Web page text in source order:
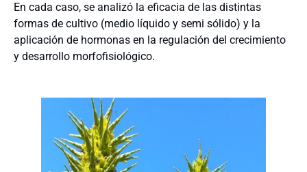
En cada caso, se analizó la eficacia de las distintas
formas de cultivo (medio líquido y semi sólido) y la
aplicación de hormonas en la regulación del crecimiento
y desarrollo morfofisiológico.